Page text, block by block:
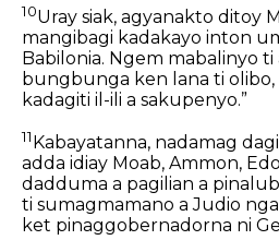
10Uray siak, agyanakto ditoy
mangibagi kadakayo inton
Babilonia. Ngem mabalinyo
bungbunga ken lana ti
kadagiti il-ili a sakupenyo.”
11 Kabayatanna, nadamag
adda idiay Moab, Ammon,
dadduma a pagilian a
ti sumagmamano a Judio
ket pinaggobernadorna ni